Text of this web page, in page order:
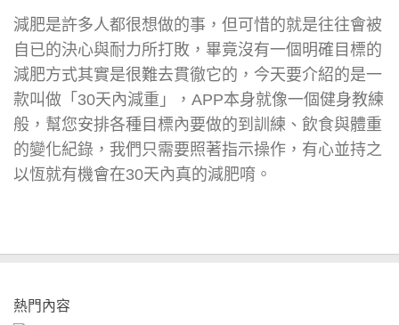
減肥是許多人都很想做的事，但可惜的就是往往會被
自已的決心與耐力所打敗，畢竟沒有一個明確目標的
減肥方式其實是很難去貫徹它的，今天要介紹的是一
款叫做「30天內減重」，APP本身就像一個健身教練
般，幫您安排各種目標內要做的到訓練、飲食與體重
的變化紀錄，我們只需要照著指示操作，有心並持之
以恆就有機會在30天內真的減肥唷。
熱門內容